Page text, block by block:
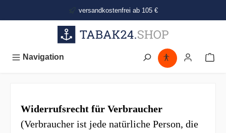
versandkostenfrei ab 105 €
Navigation
Widerrufsrecht für Verbraucher
(Verbraucher ist jede natürliche Person, die